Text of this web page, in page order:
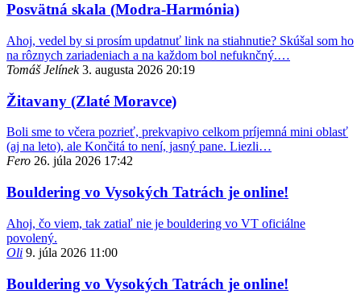
Posvätná skala (Modra-Harmónia)
Ahoj, vedel by si prosím updatnuť link na stiahnutie? Skúšal som ho
na rôznych zariadeniach a na každom bol nefuknčný.…
Tomáš Jelínek 3. augusta 2026 20:19
Žitavany (Zlaté Moravce)
Boli sme to včera pozrieť, prekvapivo celkom príjemná mini oblasť
(aj na leto), ale Končitá to není, jasný pane. Liezli…
Fero 26. júla 2026 17:42
Bouldering vo Vysokých Tatrách je online!
Ahoj, čo viem, tak zatiaľ nie je bouldering vo VT oficiálne
povolený.
Oli 9. júla 2026 11:00
Bouldering vo Vysokých Tatrách je online!